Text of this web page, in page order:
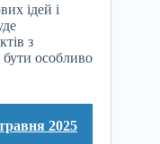
ідей і
з
особливо
2025